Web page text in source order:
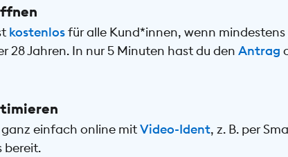
kostenlosfür alle Kund*innen, wenn
28 Jahren. In nur 5 Minuten hast du den Antrag
einfach online mitVideo-Ident, z. B. per
bereit.